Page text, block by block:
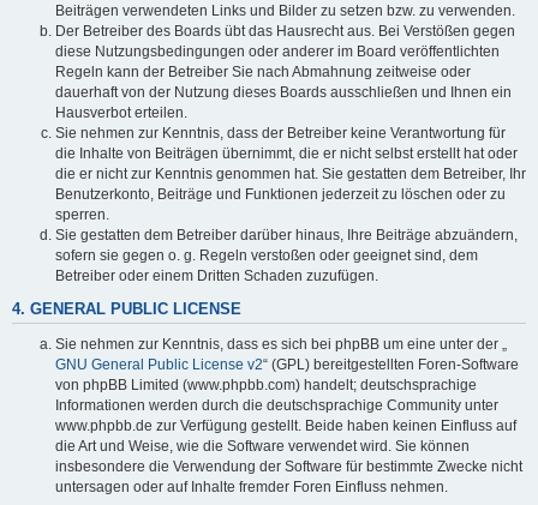
Beiträgen verwendeten Links und Bilder zu setzen bzw. zu verwenden.
Der Betreiber des Boards übt das Hausrecht aus. Bei Verstößen gegen
diese Nutzungsbedingungen oder anderer im Board veröffentlichten
Regeln kann der Betreiber Sie nach Abmahnung zeitweise oder
dauerhaft von der Nutzung dieses Boards ausschließen und Ihnen ein
Hausverbot erteilen.
Sie nehmen zur Kenntnis, dass der Betreiber keine Verantwortung für
die Inhalte von Beiträgen übernimmt, die er nicht selbst erstellt hat oder
die er nicht zur Kenntnis genommen hat. Sie gestatten dem Betreiber, Ihr
Benutzerkonto, Beiträge und Funktionen jederzeit zu löschen oder zu
sperren.
Sie gestatten dem Betreiber darüber hinaus, Ihre Beiträge abzuändern,
sofern sie gegen o. g. Regeln verstoßen oder geeignet sind, dem
Betreiber oder einem Dritten Schaden zuzufügen.
4. GENERAL PUBLIC LICENSE
Sie nehmen zur Kenntnis, dass es sich bei phpBB um eine unter der „
GNU General Public License v2“ (GPL) bereitgestellten Foren-Software
von phpBB Limited (www.phpbb.com) handelt; deutschsprachige
Informationen werden durch die deutschsprachige Community unter
www.phpbb.de zur Verfügung gestellt. Beide haben keinen Einfluss auf
die Art und Weise, wie die Software verwendet wird. Sie können
insbesondere die Verwendung der Software für bestimmte Zwecke nicht
untersagen oder auf Inhalte fremder Foren Einfluss nehmen.